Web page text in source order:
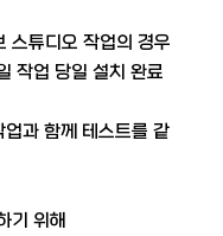
스튜디오 작업의 경우
작업 당일 설치 완료
과 함께 테스트를 같
기 위해